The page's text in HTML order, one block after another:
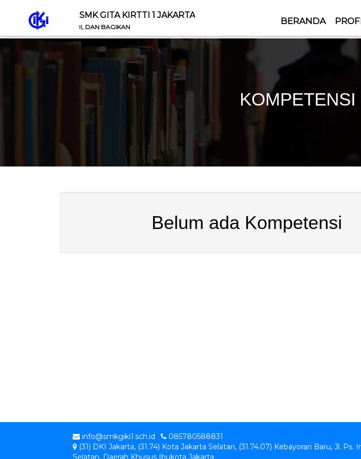
SMK GITA KIRTTI 1 JAKARTA
ILMU, PELAJARI, DAN BAGIKAN
BERANDA
Belum ada Kompetensi
info@smkgiki1.sch.id
085780588831
(31) DKI Jakarta, (31.74) Kota Jakarta Selatan, (31.74.07) Kebayoran Baru, Jl.
Selatan, Daerah Khusus Ibukota Jakarta